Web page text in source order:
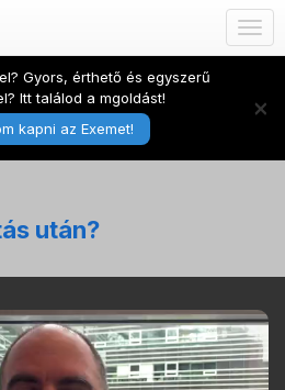
Gyors, érthető és egyszerű
Itt találod a mgoldást!
kapni az Exemet!
×
után?